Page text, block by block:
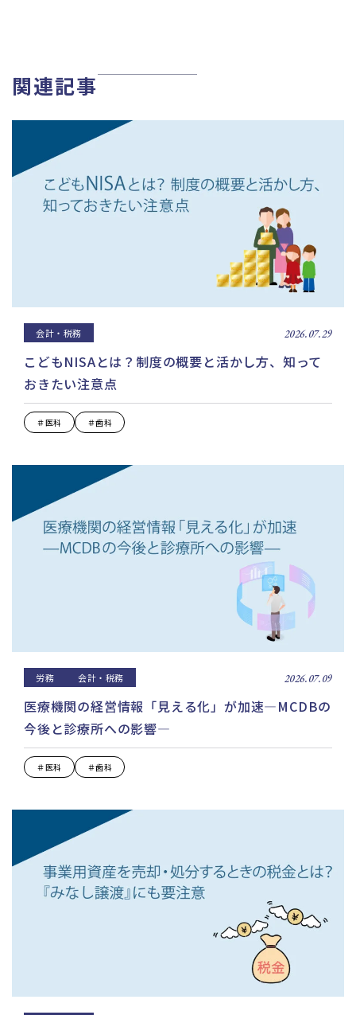
関連記事
会計・税務 2026.07.29
こどもNISAとは？制度の概要と活かし方、知って
おきたい注意点
＃医科 ＃歯科
労務 会計・税務 2026.07.09
医療機関の経営情報「見える化」が加速—MCDBの
今後と診療所への影響—
＃医科 ＃歯科